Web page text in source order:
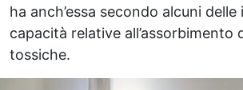
ha anch’essa secondo alcuni
capacità relative all’assorbimento
tossiche.